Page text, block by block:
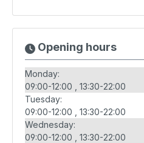
Opening hours
Monday:
09:00-12:00
13:30-22:00
Tuesday:
09:00-12:00
13:30-22:00
Wednesday:
09:00-12:00
13:30-22:00